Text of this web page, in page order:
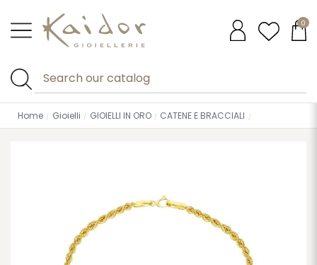
0
Home Gioielli GIOIELLI IN ORO CATENE E BRACCIALI